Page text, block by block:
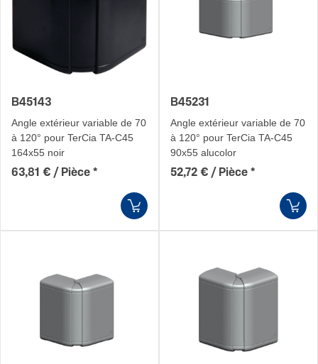
B45143
Angle extérieur variable de 70
à 120° pour TerCia TA-C45
164x55 noir
63,81 € / Pièce *
B45231
Angle extérieur variable de 70
à 120° pour TerCia TA-C45
90x55 alucolor
52,72 € / Pièce *